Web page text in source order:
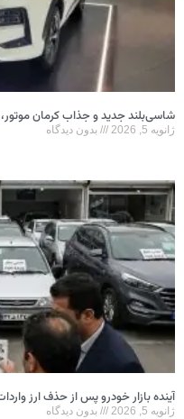
شاسی‌بلند جدید و جذاب کرمان موتور، KMC SR6، به بازار می‌آید
ژانویه 5, 2026 بدون دیدگاه
آینده بازار خودرو پس از حذف ارز واردات
ژانویه 5, 2026 بدون دیدگاه